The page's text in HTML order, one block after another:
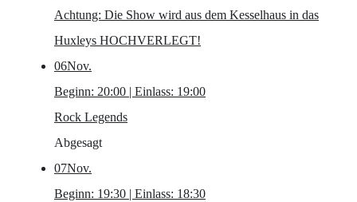
Achtung: Die Show wird aus dem Kesselhaus in das
Huxleys HOCHVERLEGT!
06Nov.
Beginn: 20:00 | Einlass: 19:00
Rock Legends
Abgesagt
07Nov.
Beginn: 19:30 | Einlass: 18:30